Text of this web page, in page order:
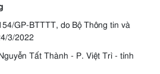
GP-BTTTT, do Bộ Thông tin và
3/2022
Tất Thành - P. Việt Trì - tỉnh